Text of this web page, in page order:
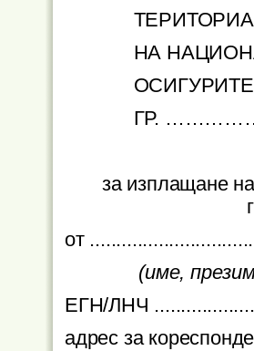
НА
ГР.
за изплащане
от
(име,
ЕГН/ЛНЧ
адрес за